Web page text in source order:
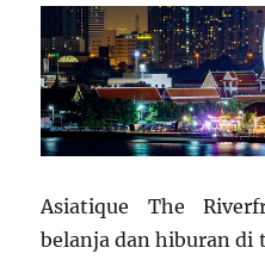
Asiatique The
belanja dan hiburan di